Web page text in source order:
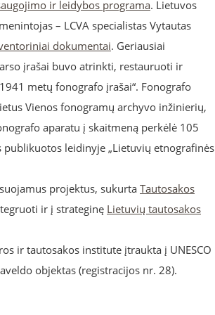
ir leidybos programa. Lietuvos
– LCVA specialistas Vytautas
dokumentai. Geriausiai
įrašai buvo atrinkti, restauruoti ir
metų fonografo įrašai“. Fonografo
Vienos fonogramų archyvo inžinierių,
aparatu į skaitmeną perkėlė 105
leidinyje „Lietuvių etnografinės
projektus, sukurta Tautosakos
ir į strateginę Lietuvių tautosakos
ir tautosakos institute įtraukta į UNESCO
objektas (registracijos nr. 28).